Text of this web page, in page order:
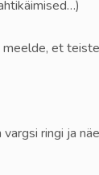
et
ringi ja